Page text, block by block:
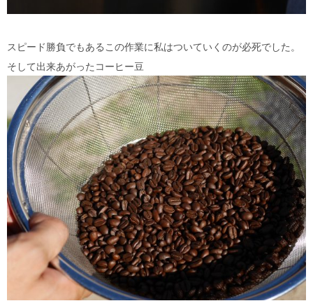
スピード勝負でもあるこの作業に私はついていくのが必死でした。
そして出来あがったコーヒー豆